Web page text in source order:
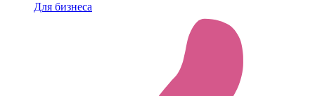
Для бизнеса